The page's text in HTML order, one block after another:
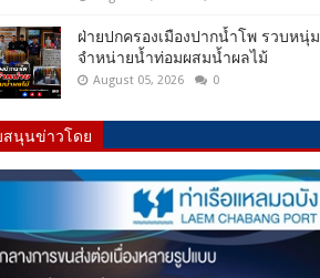
ฝ่ายปกครองเมืองปากน้ำโพ รวบหนุ่ม
จำหน่ายน้ำท่อมผสมน้ำผลไม้
August 05, 2026 0
นุนข่าวโดย